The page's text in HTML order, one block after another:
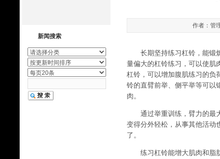
新闻搜索
作者：管
长期坚持练习杠铃，能锻炼
量偏大的杠铃练习，可以使肌
杠铃，可以增加腹肌练习的负
铃的直臂前举、侧平举等可以
肉。
通过举重训练，臂力的最
变得分外轻松，从事其他活动
了。
练习杠铃能增大肌肉和脂肪